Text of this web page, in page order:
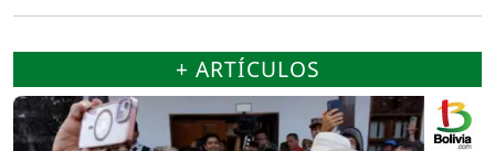
+ ARTÍCULOS